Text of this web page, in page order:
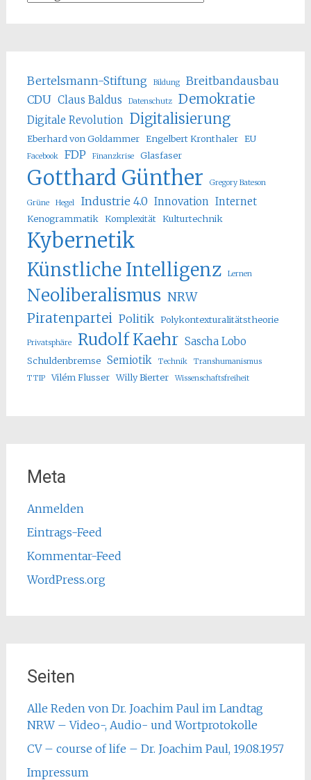
Bertelsmann-Stiftung Bildung
Breitbandausbau
CDU Claus Baldus Datenschutz Demokratie
Digitale Revolution Digitalisierung
Eberhard von Goldammer Engelbert Kronthaler EU
Facebook FDP Finanzkrise Glasfaser
Gotthard Günther Gregory Bateson
Grüne Hegel Industrie 4.0 Innovation Internet
Kenogrammatik Komplexität Kulturtechnik
Kybernetik
Künstliche Intelligenz Lernen
Neoliberalismus NRW
Piratenpartei Politik Polykontexturalitätstheorie
Privatsphäre Rudolf Kaehr Sascha Lobo
Schuldenbremse Semiotik Technik
Transhumanismus
TTIP
Vilém Flusser Willy Bierter Wissenschaftsfreiheit
Meta
Anmelden
Eintrags-Feed
Kommentar-Feed
WordPress.org
Seiten
Alle Reden von Dr. Joachim Paul im Landtag
NRW – Video-, Audio- und Wortprotokolle
CV – course of life – Dr. Joachim Paul, 19.08.1957
Impressum